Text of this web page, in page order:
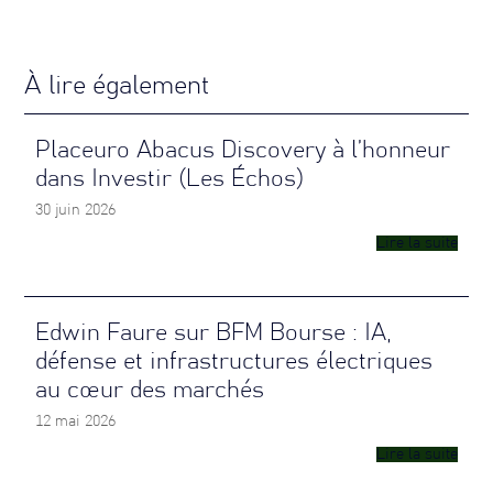
À lire également
Placeuro Abacus Discovery à l’honneur
dans Investir (Les Échos)
30 juin 2026
Lire la suite
Edwin Faure sur BFM Bourse : IA,
défense et infrastructures électriques
au cœur des marchés
12 mai 2026
Lire la suite